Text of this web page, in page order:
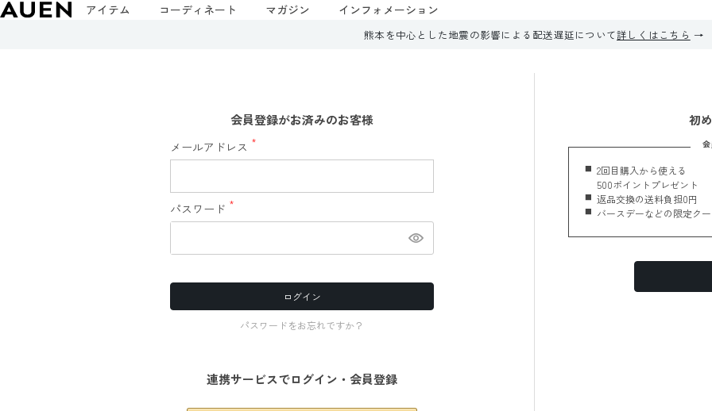
アイテム コーディネート マガジン インフォメーション
熊本を中心とした地震の影響による配送遅延について詳しくはこちら
会員登録がお済みのお客様
メールアドレス
(必
パスワード
(必
ログイン
パスワードをお忘れですか？
連携サービスでログイン・会員登録
初
2回目購入から使える
500ポイントプレゼント
返品交換の送料負担0円
バースデーなどの限定ク